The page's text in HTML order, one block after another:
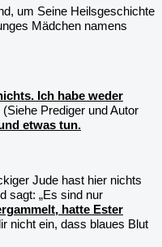
um Seine Heilsgeschichte
Mädchen namens
Ich habe weder
Prediger und Autor
etwas tun.
Jude hast hier nichts
sagt: „Es sind nur
hatte Ester
nicht ein, dass blaues Blut